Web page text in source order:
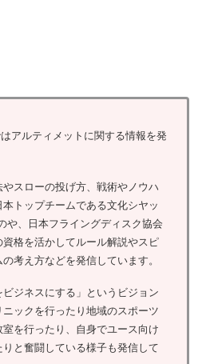
アルティメットに関する情報を発
スローの投げ方、戦術やノウハ
トップチームである文化シヤッ
や、日本フライングディスク協会
格を活かしてルール解説やスピ
考え方などを発信しています。
ジネスにする」というビジョン
ックを行ったり地域のスポーツ
を行ったり、自身でユース向け
と奮闘している様子も発信して